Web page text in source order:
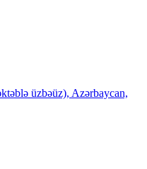
üzbəüz), Azərbaycan,